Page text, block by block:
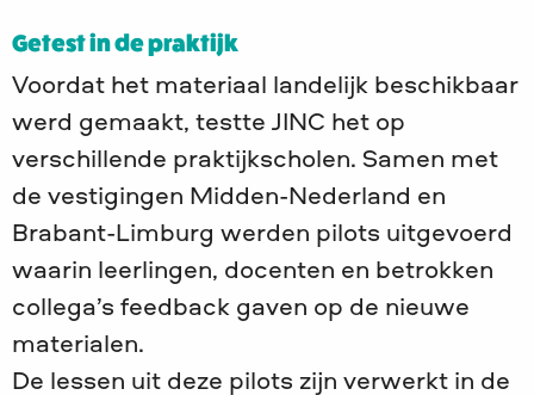
Getest in de praktijk
Voordat het materiaal landelijk beschikbaar
werd gemaakt, testte JINC het op
verschillende praktijkscholen. Samen met
de vestigingen Midden-Nederland en
Brabant-Limburg werden pilots uitgevoerd
waarin leerlingen, docenten en betrokken
collega’s feedback gaven op de nieuwe
materialen.
De lessen uit deze pilots zijn verwerkt in de